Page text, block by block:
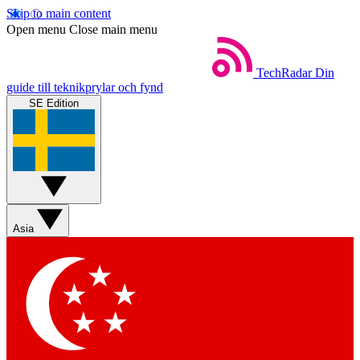
Skip to main content
Open menu Close main menu
TechRadar Din
guide till teknikprylar och fynd
SE Edition
Asia